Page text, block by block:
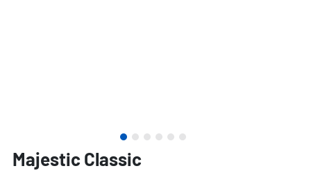
Majestic Classic